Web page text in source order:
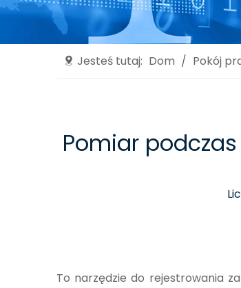
Jesteś tutaj: Dom / Pokój
Pomiar
To narzędzie do rejestrowania